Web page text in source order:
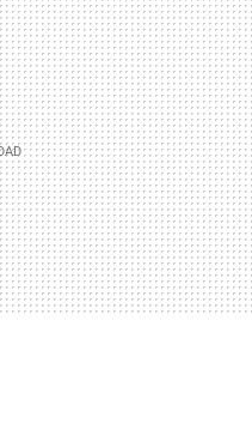
MAIL